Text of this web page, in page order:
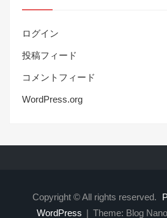
ログイン
投稿フィード
コメントフィード
WordPress.org
Copyright © All rights reserved.
WordPress | Theme: Blog